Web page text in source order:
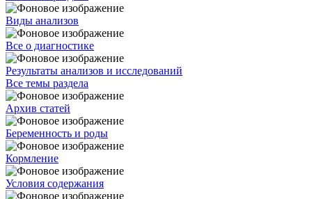
Виды анализов
Все о диагностике
Результаты анализов и исследований
Все темы раздела
Архив статей
Беременность и роды
Кормление
Условия содержания